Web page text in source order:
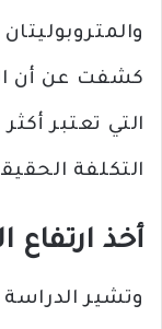
كشفت عن أن
التي تعتبر
التكلفة
أخذ ارتفاع
وتشير الدراسة